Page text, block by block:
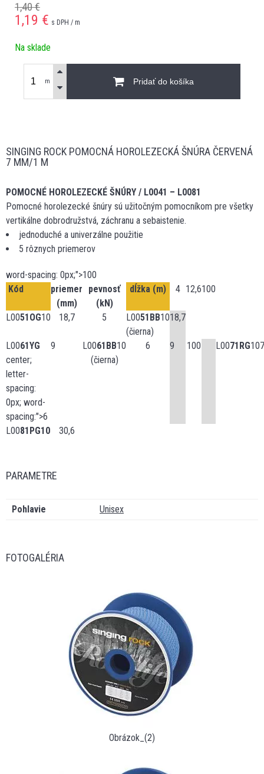
1,40 €
1,19 € s DPH / m
Na sklade
m Pridať do košíka
SINGING ROCK POMOCNÁ HOROLEZECKÁ ŠNÚRA ČERVENÁ
7 MM/1 M
POMOCNÉ HOROLEZECKÉ ŠNÚRY / L0041 – L0081
Pomocné horolezecké šnúry sú užitočným pomocníkom pre všetky
vertikálne dobrodružstvá, záchranu a sebaistenie.
jednoduché a univerzálne použitie
5 rôznych priemerov
word-spacing: 0px;">100
Kód
priemer
(mm)
pevnosť
(kN)
dĺžka (m) 4 12,6100
L0051OG10 18,7 5 L0051BB10
(čierna)
18,7
L0061YG
center;
letter-
spacing:
0px; word-
spacing:">6
9 L0061BB10
(čierna)
6 9 100 L0071RG107
L0081PG10 30,6
PARAMETRE
Pohlavie Unisex
FOTOGALÉRIA
Obrázok_(2)